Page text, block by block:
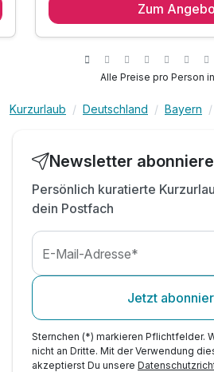
1 x reichhaltiges Frühstück
1 x Welcome Drink
Dampfbad
Zum
Alle Preise pro Person
Kurzurlaub Deutschland Bayern
Newsletter
Persönlich kuratierte
dein Postfach
E-Mail-Adresse*
Jetzt
Sternchen (*) markieren Pflichtfelder.
nicht an Dritte. Mit der Verwendung
akzeptierst Du unsere